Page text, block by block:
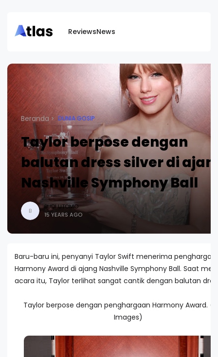
ReviewsNews
Beranda DUNIA GOSIP
Taylor berpose dengan
balutan dress silver di
Nashville Symphony Ball
B
BUDI UTOMO
15 YEARS AGO
Baru-baru ini, penyanyi Taylor Swift menerima
Harmony Award di ajang Nashville Symphony Ball. Saat
acara itu, Taylor terlihat sangat cantik dengan balutan
Taylor berpose dengan penghargaan Harmony Award.
Images)